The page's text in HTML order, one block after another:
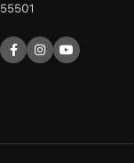
55501